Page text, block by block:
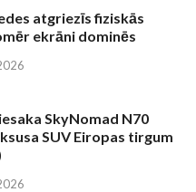
atgriezīs fiziskās
ekrāni dominēs
SkyNomad N70
SUV Eiropas tirgum